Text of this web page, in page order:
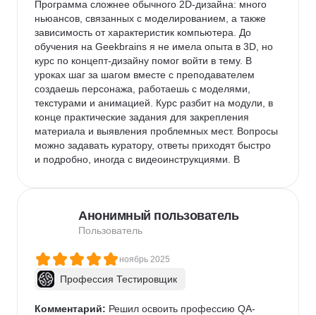
Программа сложнее обычного 2D-дизайна: много
ньюансов, связанных с моделированием, а также
зависимость от характеристик компьютера. До
обучения на Geekbrains я не имела опыта в 3D, но
курс по концепт-дизайну помог войти в тему. В
уроках шаг за шагом вместе с преподавателем
создаешь персонажа, работаешь с моделями,
текстурами и анимацией. Курс разбит на модули, в
конце практические задания для закрепления
материала и выявления проблемных мест. Вопросы
можно задавать куратору, ответы приходят быстро
и подробно, иногда с видеоинструкциями. В
практике работа над заданиями занимает гораздо
больше времени, чем длится урок.
Анонимный пользователь
Пользователь
ноябрь 2025
Профессия Тестировщик
Комментарий: Решил освоить профессию QA-